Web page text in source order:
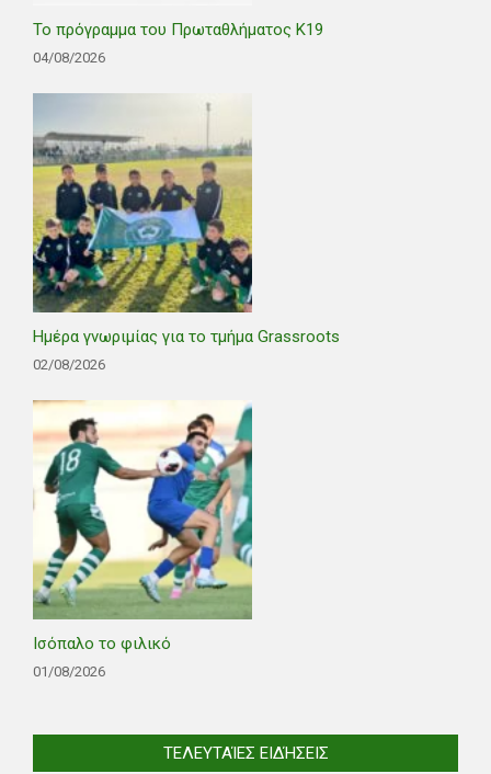
Το πρόγραμμα του Πρωταθλήματος Κ19
04/08/2026
Ημέρα γνωριμίας για το τμήμα Grassroots
02/08/2026
Ισόπαλο το φιλικό
01/08/2026
ΤΕΛΕΥΤΑΊΕΣ ΕΙΔΉΣΕΙΣ